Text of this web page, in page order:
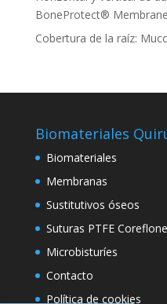
BoneProtect® Membrane
Cobertura de la raíz:
Biomateriales
Biomateriales
Membranas
Sustitutivos óseos
Suturas PTFE Coreflone
Microbisturíes
Contacto
Política de cookies